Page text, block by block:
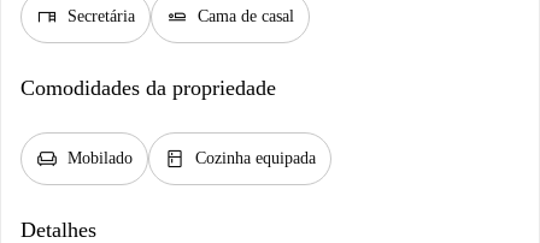
desk Secretária airline_seat_flat Cama de casal
Comodidades da propriedade
chair Mobilado kitchen Cozinha equipada
Detalhes